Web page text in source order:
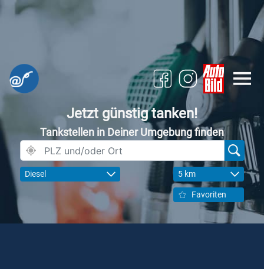
Jetzt günstig tanken!
Tankstellen in Deiner Umgebung finden
Diesel 5 km
Favoriten